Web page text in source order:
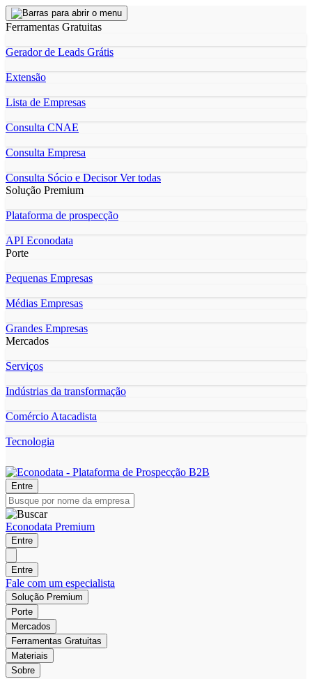
Ferramentas Gratuitas
Gerador de Leads Grátis
Extensão
Lista de Empresas
Consulta CNAE
Consulta Empresa
Consulta Sócio e DecisorVer todas
Solução Premium
Plataforma de prospecção
API Econodata
Porte
Pequenas Empresas
Médias Empresas
Grandes Empresas
Mercados
Serviços
Indústrias da transformação
Comércio Atacadista
Tecnologia
Entre
Econodata Premium
Entre
Entre
Fale com um especialista
Solução Premium
Porte
Mercados
Ferramentas Gratuitas
Materiais
Sobre